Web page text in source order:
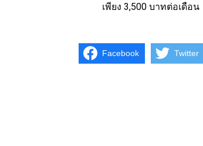
เพียง 3,500 บาทต่อเดือน
Facebook Twitter